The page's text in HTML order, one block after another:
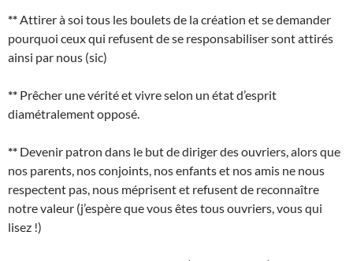
** Attirer à soi tous les boulets de la création et se demander
pourquoi ceux qui refusent de se responsabiliser sont attirés
ainsi par nous (sic)
** Prêcher une vérité et vivre selon un état d’esprit
diamétralement opposé.
** Devenir patron dans le but de diriger des ouvriers, alors que
nos parents, nos conjoints, nos enfants et nos amis ne nous
respectent pas, nous méprisent et refusent de reconnaître
notre valeur (j’espère que vous êtes tous ouvriers, vous qui
lisez !)